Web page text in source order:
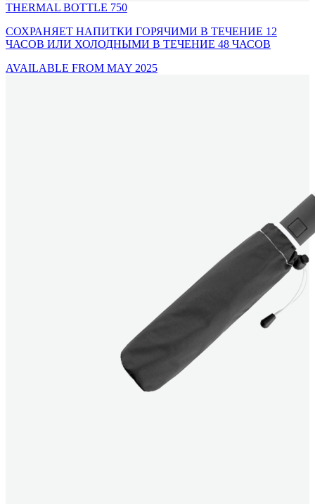
THERMAL BOTTLE 750
СОХРАНЯЕТ НАПИТКИ ГОРЯЧИМИ В ТЕЧЕНИЕ 12
ЧАСОВ ИЛИ ХОЛОДНЫМИ В ТЕЧЕНИЕ 48 ЧАСОВ
AVAILABLE FROM MAY 2025